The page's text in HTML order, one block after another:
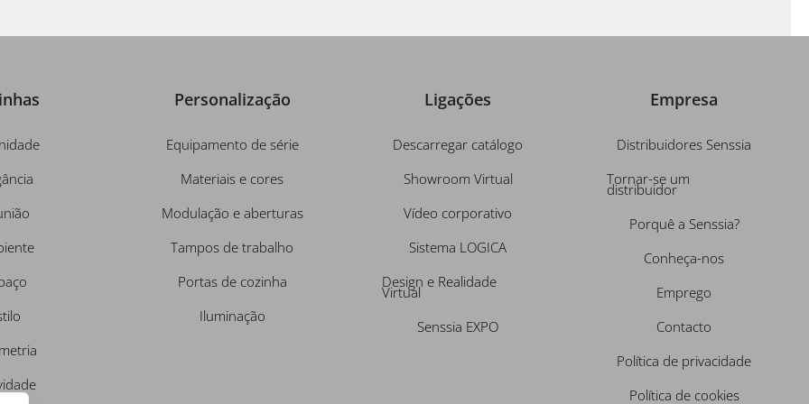
Personalização
Equipamento de série
Materiais e cores
Modulação e aberturas
Tampos de trabalho
Portas de cozinha
Iluminação
Ligações
Descarregar catálogo
Showroom Virtual
Vídeo corporativo
Sistema LOGICA
Design e Realidade
Virtual
Senssia EXPO
Empresa
Distribuidores Senssia
Tornar-se um
distribuidor
Porquê a Senssia?
Conheça-nos
Emprego
Contacto
Política de privacidade
Política de cookies